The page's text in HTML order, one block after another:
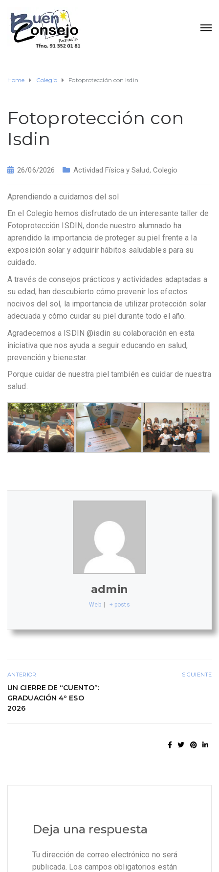
Home Colegio Fotoprotección con Isdin
Fotoprotección con
Isdin
26/06/2026 Actividad Física y Salud, Colegio
Aprendiendo a cuidarnos del sol
En el Colegio hemos disfrutado de un interesante taller de
Fotoprotección ISDIN, donde nuestro alumnado ha
aprendido la importancia de proteger su piel frente a la
exposición solar y adquirir hábitos saludables para su
cuidado.
A través de consejos prácticos y actividades adaptadas a
su edad, han descubierto cómo prevenir los efectos
nocivos del sol, la importancia de utilizar protección solar
adecuada y cómo cuidar su piel durante todo el año.
Agradecemos a ISDIN @isdin su colaboración en esta
iniciativa que nos ayuda a seguir educando en salud,
prevención у bienestar.
Porque cuidar de nuestra piel también es cuidar de nuestra
salud.
admin
Web | + posts
ANTERIOR
UN CIERRE DE “CUENTO”:
GRADUACIÓN 4º ESO
2026
SIGUIENTE
Deja una respuesta
Tu dirección de correo electrónico no será
publicada. Los campos obligatorios están